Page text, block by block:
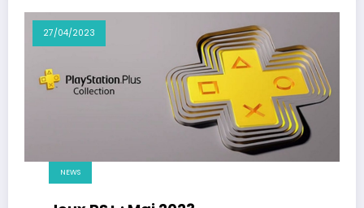
27/04/2023
NEWS